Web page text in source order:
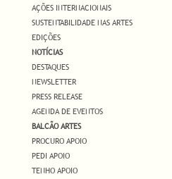
AÇÕES INTERNACIONAIS
SUSTENTABILIDADE NAS ARTES
EDIÇÕES
NOTÍCIAS
DESTAQUES
NEWSLETTER
PRESS RELEASE
AGENDA DE EVENTOS
BALCÃO ARTES
PROCURO APOIO
PEDI APOIO
TENHO APOIO